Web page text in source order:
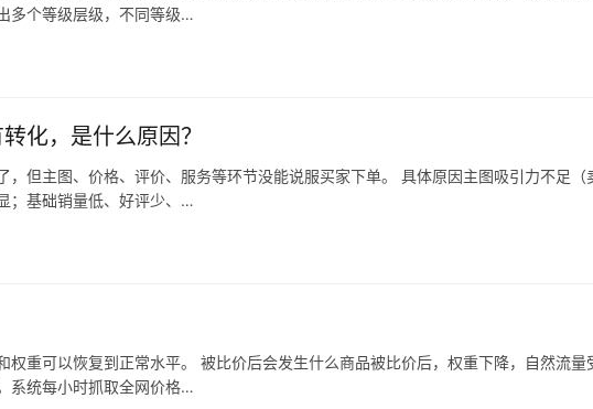
多个等级层级，不同等级…
化，是什么原因？
但主图、价格、评价、服务等环节没能说服买家下单。 具体原因主图吸引力不足（
；基础销量低、好评少、…
重可以恢复到正常水平。 被比价后会发生什么商品被比价后，权重下降，自然流量
系统每小时抓取全网价格…